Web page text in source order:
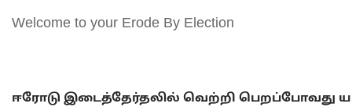
Welcome to your Erode By Election
ஈரோடு இடைத்தேர்தலில் வெற்றி பெறப்போவது